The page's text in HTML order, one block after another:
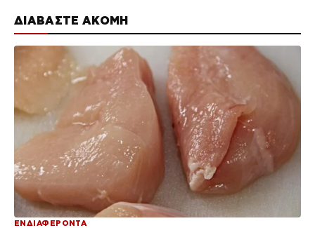
ΔΙΑΒΑΣΤΕ ΑΚΟΜΗ
ΕΝΔΙΑΦΕΡΟΝΤΑ